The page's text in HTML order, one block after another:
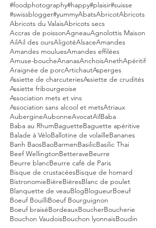
#foodphotography#happy#plaisir#suisse
#swissblogger#yummyAbatsAbricotAbricots
Abricots du ValaisAbricots secs
Accras de poissonAgneauAgnolottis Maison
AilAil des oursAligotéAlsaceAmandes
Amandes mouluesAmandes effilées
Amuse-boucheAnanasAnchoisAnethApéritif
Araignée de porcArtichautAsperges
Assiette de charcuteriesAssiette de crudités
Assiette fribourgeoise
Association mets et vins
Association sans alcool et metsAtriaux
AubergineAubonneAvocatAïlBaba
Baba au RhumBaguetteBaguette apéritive
Balade à VéloBallotine de volailleBananes
Banh BaosBaoBarmenBasilicBasilic Thai
Beef WellingtonBetteraveBeurre
Beurre blancBeurre café de Paris
Bisque de crustacéesBisque de homard
BistronomieBièreBièresBlanc de poulet
Blanquette de veauBlogBlogueurBoeuf
Boeuf BouilliBoeuf Bourguignon
Boeuf braiséBordeauxBoucherBoucherie
Bouchon VaudoisBouchon lyonnaisBoudin